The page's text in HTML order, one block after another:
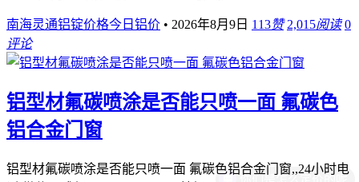
南海灵通铝锭价格今日铝价 • 2026年8月9日 113赞 2,015阅读 0
评论
铝型材氟碳喷涂是否能只喷一面 氟碳色
铝合金门窗
铝型材氟碳喷涂是否能只喷一面 氟碳色铝合金门窗,,24小时电